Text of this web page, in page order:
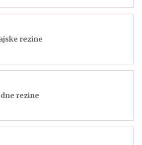
rezine
rezine